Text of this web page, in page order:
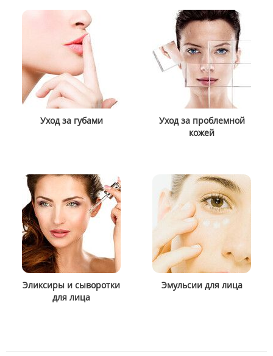
Уход за губами
Уход за проблемной
кожей
Эликсиры и сыворотки
для лица
Эмульсии для лица